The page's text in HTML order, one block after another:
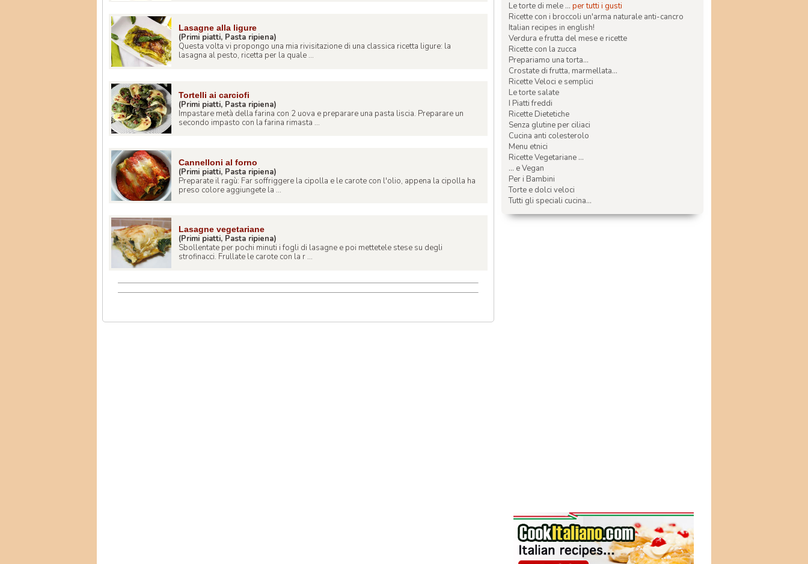
Lasagne alla ligure
(Primi piatti, Pasta ripiena)
Questa volta vi propongo una mia rivisitazione di una classica ricetta ligure: la
lasagna al pesto, ricetta per la quale ...
Tortelli ai carciofi
(Primi piatti, Pasta ripiena)
Impastare metà della farina con 2 uova e preparare una pasta liscia. Preparare un
secondo impasto con la farina rimasta ...
Cannelloni al forno
(Primi piatti, Pasta ripiena)
Preparate il ragù: Far soffriggere la cipolla e le carote con l'olio, appena la cipolla ha
preso colore aggiungete la ...
Lasagne vegetariane
(Primi piatti, Pasta ripiena)
Sbollentate per pochi minuti i fogli di lasagne e poi mettetele stese su degli
strofinacci. Frullate le carote con la r ...
Le torte di mele ... per tutti i gusti
Ricette con i broccoli un'arma naturale anti-cancro
Italian recipes in english!
Verdura e frutta del mese e ricette
Ricette con la zucca
Prepariamo una torta...
Crostate di frutta, marmellata...
Ricette Veloci e semplici
Le torte salate
I Piatti freddi
Ricette Dietetiche
Senza glutine per ciliaci
Cucina anti colesterolo
Menu etnici
Ricette Vegetariane ...
... e Vegan
Per i Bambini
Torte e dolci veloci
Tutti gli speciali cucina...